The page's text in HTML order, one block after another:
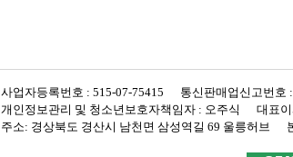
사업자등록번호 : 515-07-75415 통신판매업신고번호 :
개인정보관리 및 청소년보호자책임자 : 오주식 대표
주소: 경상북도 경산시 남천면 삼성역길 69 울릉허브